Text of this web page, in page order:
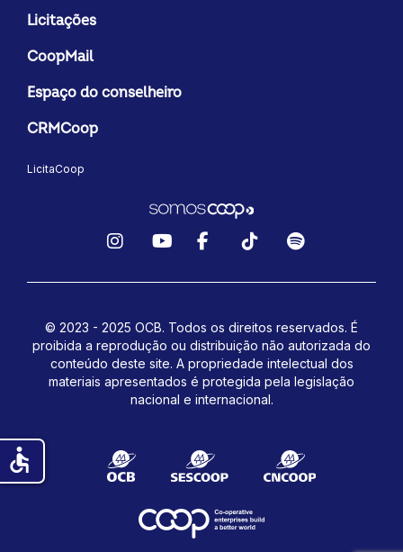
Licitações
CoopMail
Espaço do conselheiro
CRMCoop
LicitaCoop
© 2023 - 2025 OCB. Todos os direitos reservados. É
proibida a reprodução ou distribuição não autorizada do
conteúdo deste site. A propriedade intelectual dos
materiais apresentados é protegida pela legislação
nacional e internacional.
accessible